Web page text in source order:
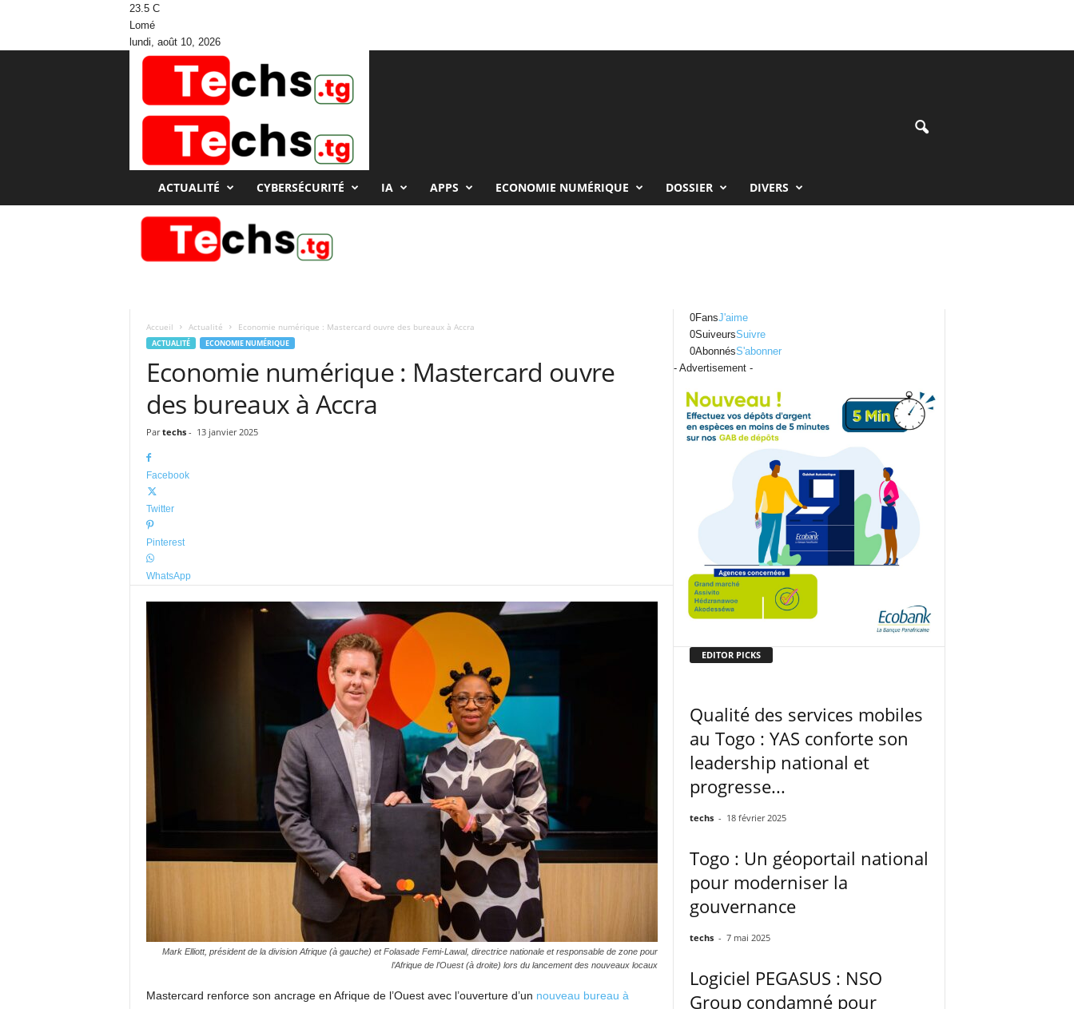
23.5 C
Lomé
lundi, août 10, 2026
ACTUALITÉ CYBERSÉCURITÉ IA APPS ECONOMIE NUMÉRIQUE DOSSIER DIVERS
c
Accueil Actualité Economie numérique : Mastercard ouvre des bureaux à Accra
ACTUALITÉ ECONOMIE NUMÉRIQUE
Economie numérique : Mastercard ouvre
des bureaux à Accra
Par techs- 13 janvier 2025
Facebook
Twitter
Pinterest
WhatsApp
Mark Elliott, président de la division Afrique (à gauche) et Folasade Femi-Lawal, directrice nationale et responsable de zone pour
l’Afrique de l’Ouest (à droite) lors du lancement des nouveaux locaux
Mastercard renforce son ancrage en Afrique de l’Ouest avec l’ouverture d’un nouveau bureau à
0FansJ'aime
0SuiveursSuivre
0AbonnésS'abonner
- Advertisement -
EDITOR PICKS
Qualité des services mobiles
au Togo : YAS conforte son
leadership national et
progresse...
techs - 18 février 2025
Togo : Un géoportail national
pour moderniser la
gouvernance
techs - 7 mai 2025
Logiciel PEGASUS : NSO
Group condamné pour